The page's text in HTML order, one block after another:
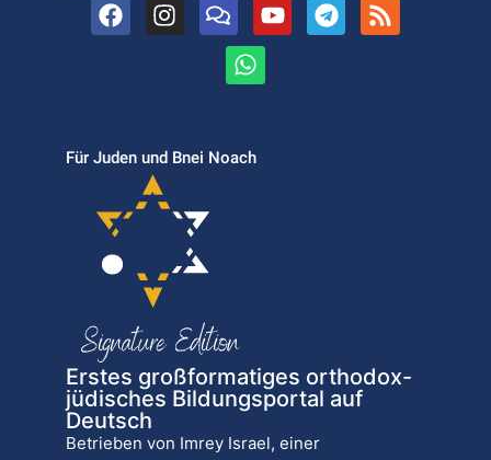
Für Juden und Bnei Noach
Erstes großformatiges orthodox-
jüdisches Bildungsportal auf
Deutsch
Betrieben von Imrey Israel, einer